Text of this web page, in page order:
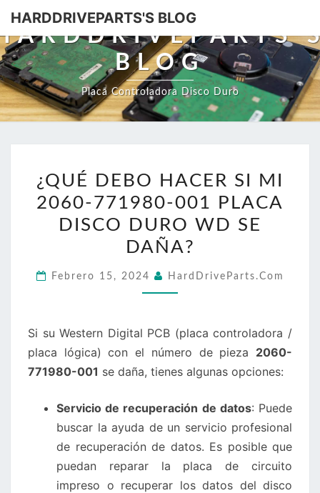
HARDDRIVEPARTS'S BLOG
BLOG
Placa Controladora Disco Duro
DEBO
HACER
SI
MI
771980-
DISCO
DURO
WD
DAÑA?
¿QUÉ DEBO HACER SI MI
2060-771980-001 PLACA
DISCO DURO WD SE
DAÑA?
Febrero 15, 2024 HardDriveParts.com
Si su Western Digital PCB (placa controladora /
placa lógica) con el número de pieza 2060-
771980-001 se daña, tienes algunas opciones:
Servicio de recuperación de datos: Puede
buscar la ayuda de un servicio profesional
de recuperación de datos. Es posible que
puedan reparar la placa de circuito
impreso o recuperar los datos del disco